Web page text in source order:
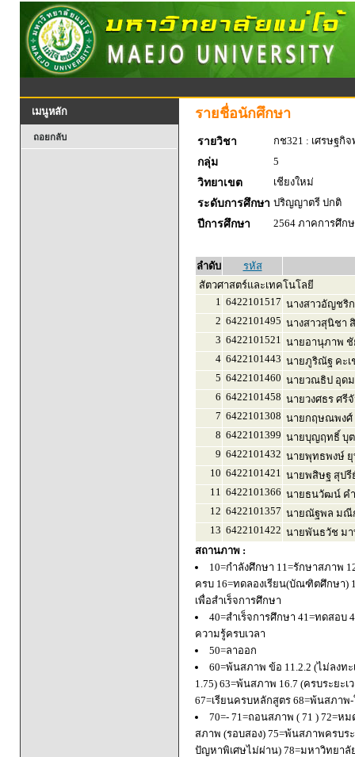
เมนูหลัก
ถอยกลับ
รายชื่อนักศึกษา
รายวิชา
กช321 : เศรษฐกิ
กลุ่ม
5
วิทยาเขต
เชียงใหม่
ระดับการศึกษา ปริญญาตรี ปกติ
ปีการศึกษา
2564 ภาคการศึก
ลำดับ
รหัส
สัตวศาสตร์และเทคโนโลยี
1 6422101517 นางสาวอัญชริ
2 6422101495 นางสาวสุนิชา
3 6422101521 นายอานุภาพ
4 6422101443 นายภูริณัฐ คะ
5 6422101460 นายวณธิป อุด
6 6422101458 นายวงศธร ศรี
7 6422101308 นายกฤษณพงศ์
8 6422101399 นายบุญฤทธิ์ บุต
9 6422101432 นายพุทธพงษ์
10 6422101421 นายพสิษฐ สุป
11 6422101366 นายธนวัฒน์ ค
12 6422101357 นายณัฐพล มณี
13 6422101422 นายพันธวัช ม
สถานภาพ :
10=กำลังศึกษา 11=รักษาสภาพ
ครบ 16=ทดลองเรียน(บัณฑิตศึกษา)
เพื่อสำเร็จการศึกษา
40=สำเร็จการศึกษา 41=ทดสอบ
ความรู้ครบเวลา
50=ลาออก
60=พ้นสภาพ ข้อ 11.2.2 (ไม่ลงท
1.75) 63=พ้นสภาพ 16.7 (ครบระยะ
67=เรียนครบหลักสูตร 68=พ้นสภา
70=- 71=ถอนสภาพ ( 71 ) 72=
สภาพ (รอบสอง) 75=พ้นสภาพครบ
ปัญหาพิเศษไม่ผ่าน) 78=มหาวิทยา